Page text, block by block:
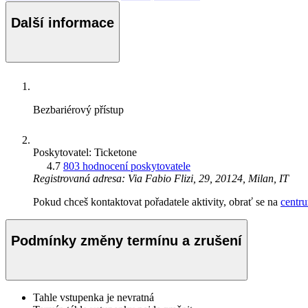
Další informace
Bezbariérový přístup
Poskytovatel: Ticketone
4.7 803 hodnocení poskytovatele
Registrovaná adresa: Via Fabio Flizi, 29, 20124, Milan, IT
Pokud chceš kontaktovat pořadatele aktivity, obrať se na
Podmínky změny termínu a zrušení
Tahle vstupenka je nevratná